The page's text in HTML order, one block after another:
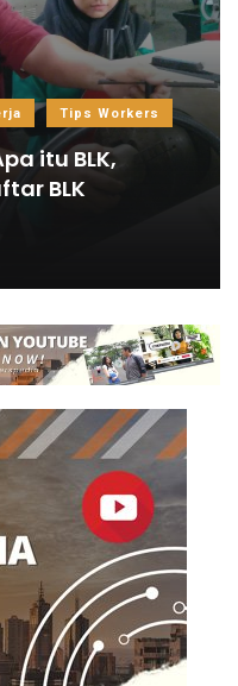
Tips Workers
itu BLK,
BLK